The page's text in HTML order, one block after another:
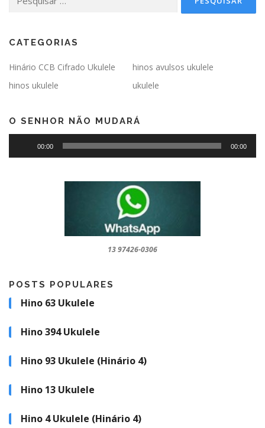
por:
CATEGORIAS
Hinário CCB Cifrado Ukulele
hinos avulsos ukulele
hinos ukulele
ukulele
O SENHOR NÃO MUDARÁ
00:00 00:00
13 97426-0306
POSTS POPULARES
Hino 63 Ukulele
Hino 394 Ukulele
Hino 93 Ukulele (Hinário 4)
Hino 13 Ukulele
Hino 4 Ukulele (Hinário 4)